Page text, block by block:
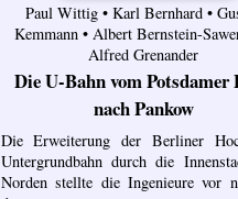
Paul Wittig • Karl Bernhard •
Kemmann • Albert Bernstein-
Alfred Grenander
Die U-Bahn vom Potsdamer
nach Pankow
Die Erweiterung der Berliner
Untergrundbahn durch die
Norden stellte die Ingenieure vor